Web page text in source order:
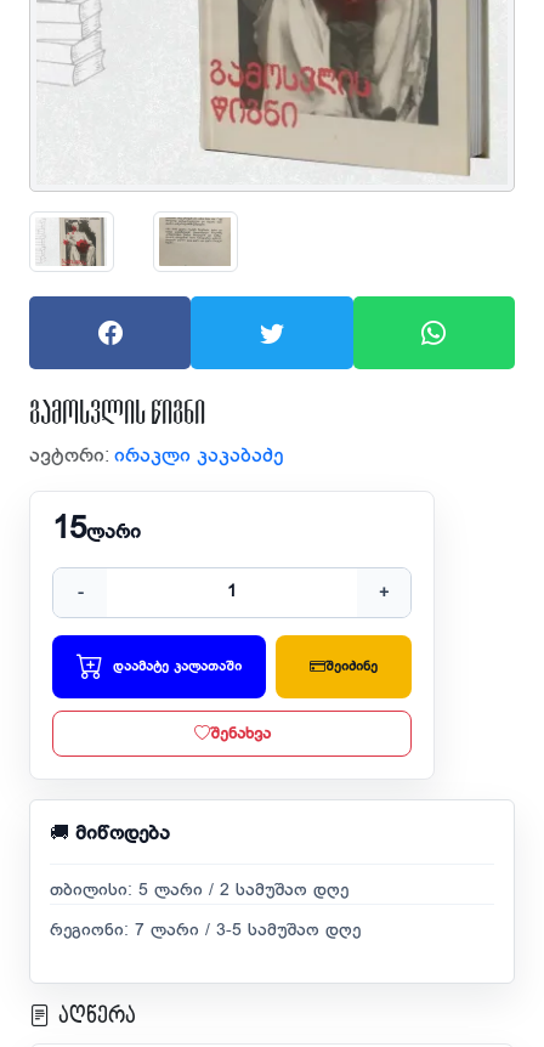
გამოსვლის წიგნი
ავტორი: ირაკლი კაკაბაძე
15ლარი
- +
დაამატე კალათაში შეიძინე
შენახვა
🚚 მიწოდება
თბილისი: 5 ლარი / 2 სამუშაო დღე
რეგიონი: 7 ლარი / 3-5 სამუშაო დღე
აღწერა